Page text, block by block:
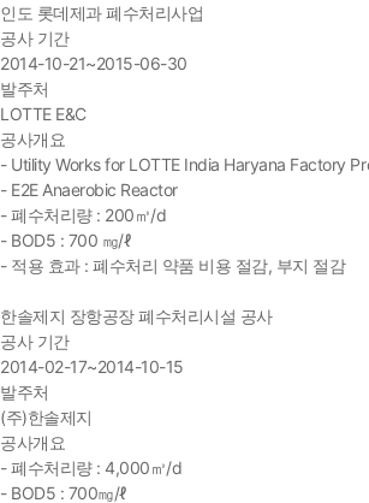
인도 롯데제과 폐수처리사업
공사 기간
2014-10-21~2015-06-30
발주처
LOTTE E&C
공사개요
- Utility Works for LOTTE India Haryana Factory
- E2E Anaerobic Reactor
- 폐수처리량 : 200㎥/d
- BOD5 : 700 ㎎/ℓ
- 적용 효과 : 폐수처리 약품 비용 절감, 부지 절감
한솔제지 장항공장 폐수처리시설 공사
공사 기간
2014-02-17~2014-10-15
발주처
(주)한솔제지
공사개요
- 폐수처리량 : 4,000㎥/d
- BOD5 : 700㎎/ℓ